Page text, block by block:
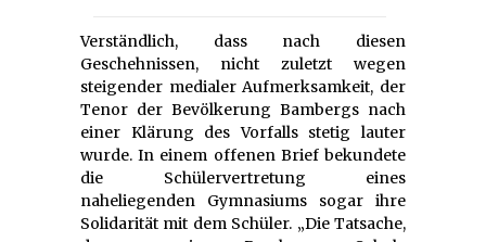
Verständlich, dass nach diesen
Geschehnissen, nicht zuletzt wegen
steigender medialer Aufmerksamkeit, der
Tenor der Bevölkerung Bambergs nach
einer Klärung des Vorfalls stetig lauter
wurde. In einem offenen Brief bekundete
die Schülervertretung eines
naheliegenden Gymnasiums sogar ihre
Solidarität mit dem Schüler. „Die Tatsache,